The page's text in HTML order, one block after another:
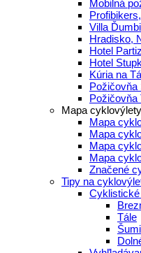
Mobilná
Villa
Hradisko,
Hotel
Hotel
Kúria na
Požičovňa
Požičovňa
Mapa cyklovýlety
Mapa
Mapa
Mapa
Mapa
Značené
Tipy na
Tále